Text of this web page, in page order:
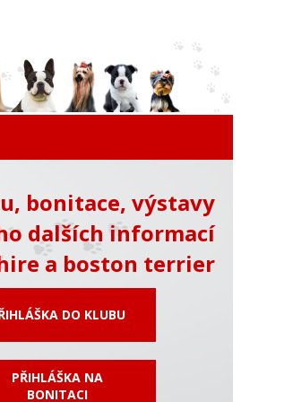
bonitace, výstavy
dalších informací
a boston terrier
DO KLUBU
PŘIHLÁŠKA NA
BONITACI